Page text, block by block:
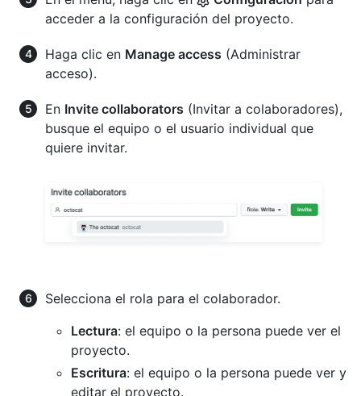
acceder a la configuración del proyecto.
Haga clic en Manage access (Administrar
acceso).
En Invite collaborators (Invitar a colaboradores),
busque el equipo o el usuario individual que
quiere invitar.
Selecciona el rola para el colaborador.
Lectura: el equipo o la persona puede ver el
proyecto.
Escritura: el equipo o la persona puede ver y
editar el proyecto.